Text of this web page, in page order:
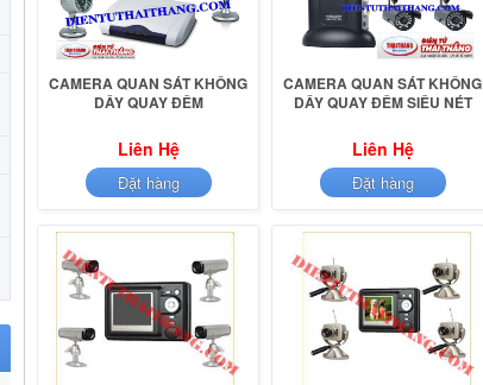
CAMERA QUAN SÁT KHÔNG
DÂY QUAY ĐÊM
Liên Hệ
Đặt hàng
CAMERA QUAN SÁT KHÔNG
DÂY QUAY ĐÊM SIÊU NÉT
Liên Hệ
Đặt hàng